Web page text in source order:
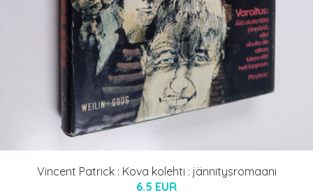
Vincent Patrick : Kova kolehti : jännitysromaani
6.5 EUR